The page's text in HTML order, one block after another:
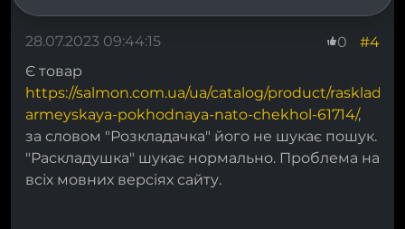
#4
0
28.07.2023 09:44:15
Є товар
https://salmon.com.ua/ua/catalog/product/
armeyskaya-pokhodnaya-nato-chekhol-61714/,
за словом "Розкладачка" його не шукає пошук.
"Раскладушка" шукає нормально. Проблема на
всіх мовних версіях сайту.